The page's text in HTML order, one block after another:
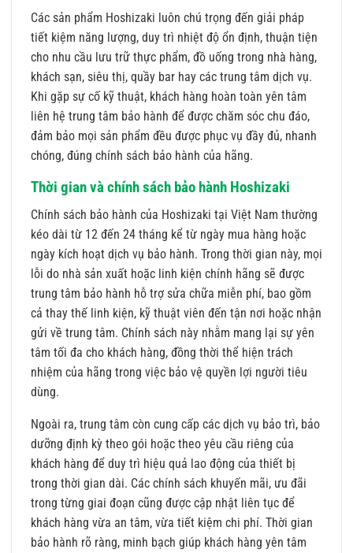
Các sản phẩm Hoshizaki luôn chú trọng đến giải pháp
tiết kiệm năng lượng, duy trì nhiệt độ ổn định, thuận tiện
cho nhu cầu lưu trữ thực phẩm, đồ uống trong nhà hàng,
khách sạn, siêu thị, quầy bar hay các trung tâm dịch vụ.
Khi gặp sự cố kỹ thuật, khách hàng hoàn toàn yên tâm
liên hệ trung tâm bảo hành để được chăm sóc chu đáo,
đảm bảo mọi sản phẩm đều được phục vụ đầy đủ, nhanh
chóng, đúng chính sách bảo hành của hãng.
Thời gian và chính sách bảo hành Hoshizaki
Chính sách bảo hành của Hoshizaki tại Việt Nam thường
kéo dài từ 12 đến 24 tháng kể từ ngày mua hàng hoặc
ngày kích hoạt dịch vụ bảo hành. Trong thời gian này, mọi
lỗi do nhà sản xuất hoặc linh kiện chính hãng sẽ được
trung tâm bảo hành hỗ trợ sửa chữa miễn phí, bao gồm
cả thay thế linh kiện, kỹ thuật viên đến tận nơi hoặc nhận
gửi về trung tâm. Chính sách này nhằm mang lại sự yên
tâm tối đa cho khách hàng, đồng thời thể hiện trách
nhiệm của hãng trong việc bảo vệ quyền lợi người tiêu
dùng.
Ngoài ra, trung tâm còn cung cấp các dịch vụ bảo trì, bảo
dưỡng định kỳ theo gói hoặc theo yêu cầu riêng của
khách hàng để duy trì hiệu quả lao động của thiết bị
trong thời gian dài. Các chính sách khuyến mãi, ưu đãi
trong từng giai đoạn cũng được cập nhật liên tục để
khách hàng vừa an tâm, vừa tiết kiệm chi phí. Thời gian
bảo hành rõ ràng, minh bạch giúp khách hàng yên tâm